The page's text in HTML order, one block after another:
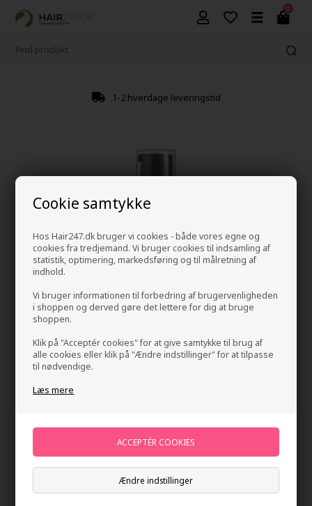
Cookie samtykke
Hos Hair247.dk bruger vi cookies - både vores egne og
cookies fra tredjemand. Vi bruger cookies til indsamling af
statistik, optimering, markedsføring og til målretning af
indhold.
Vi bruger informationen til forbedring af brugervenligheden
i shoppen og derved gøre det lettere for dig at bruge
shoppen.
Klik på "Acceptér cookies" for at give samtykke til brug af
alle cookies eller klik på "Ændre indstillinger" for at tilpasse
til nødvendige.
Læs mere
Ændre indstillinger
0
1-2 hverdage leveringstid
Evolve Organic Beauty True Balance Gel Cream
50ml
Evolve Organic Beauty Brand: